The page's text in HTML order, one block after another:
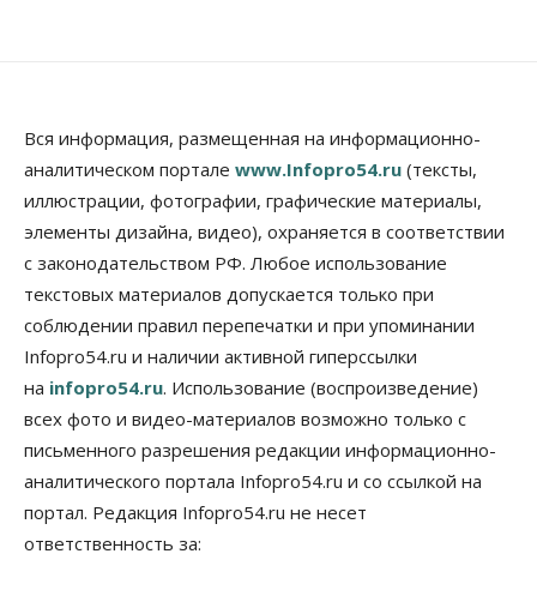
В Новосибирске прошёл митинг
против нового закона о памятниках
07 Августа 2026, 18:00
Бизнес
В аэропорту Толмачёво завершены работы по
бетонированию рулежных дорожек
07 Августа 2026, 17:00
Новосибирцы стали реже оформлять
дома по упрощенной схеме
07 Августа 2026, 16:00
Власть Общество Право&Порядок
Роспотребнадзор изъял почти полторы тонны
мяса в Новосибирской области
Вся информация, размещенная на информационно-
аналитическом портале www.Infopro54.ru (тексты,
иллюстрации, фотографии, графические материалы,
элементы дизайна, видео), охраняется в соответствии
с законодательством РФ. Любое использование
текстовых материалов допускается только при
соблюдении правил перепечатки и при упоминании
Infopro54.ru и наличии активной гиперссылки
на infopro54.ru. Использование (воспроизведение)
всех фото и видео-материалов возможно только с
письменного разрешения редакции информационно-
аналитического портала Infopro54.ru и со ссылкой на
портал. Редакция Infopro54.ru не несет
ответственность за: